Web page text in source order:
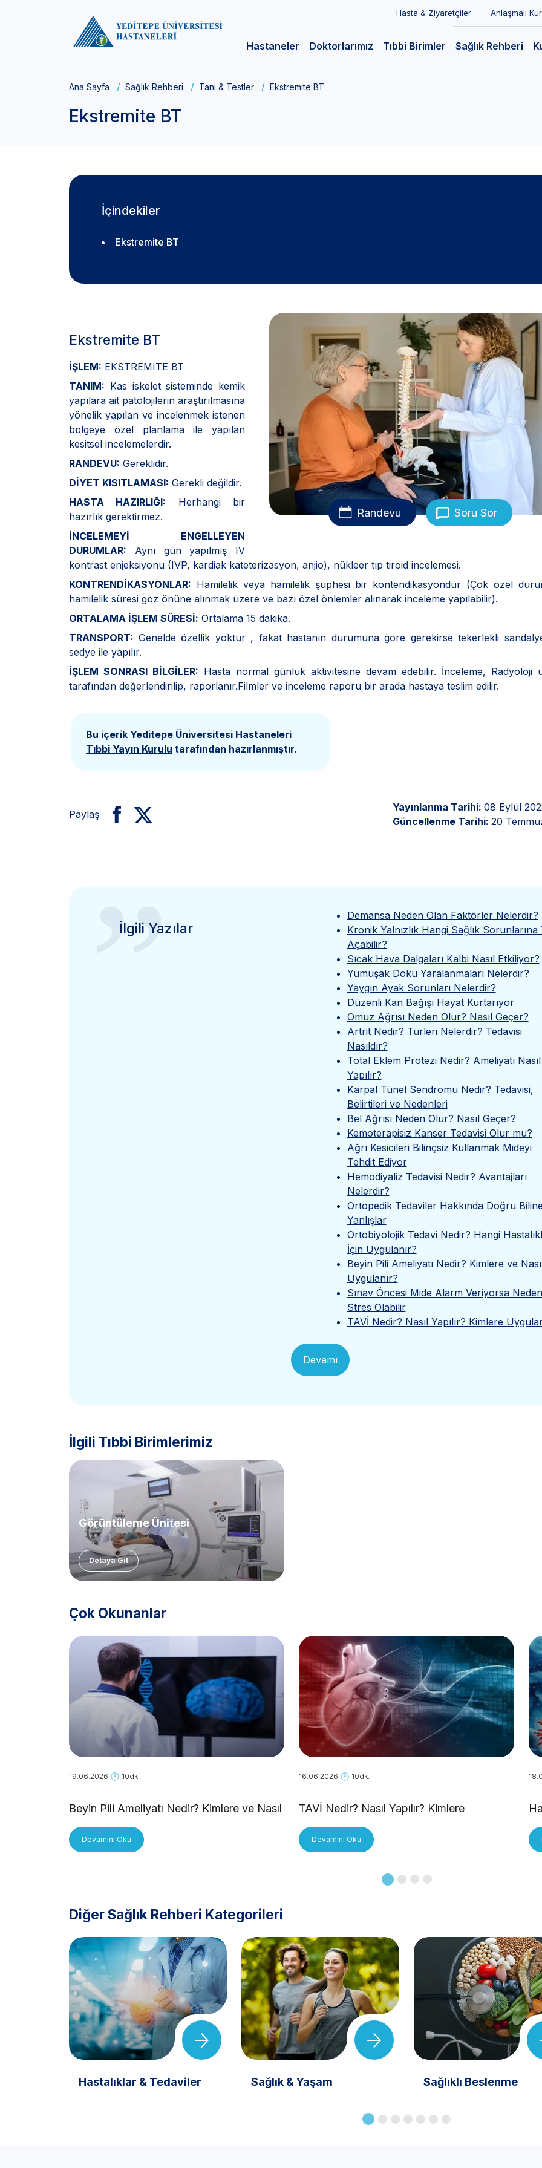
Hasta & Ziyaretçiler Anlaşmalı
Hastaneler Doktorlarımız Tıbbi Birimler Sağlık Rehberi
Ana Sayfa Sağlık Rehberi Tanı & Testler Ekstremite BT
Ekstremite BT
İçindekiler
Ekstremite BT
Randevu Soru Sor
Ekstremite BT
İŞLEM: EKSTREMITE BT
TANIM: Kas iskelet sisteminde kemik
yapılara ait patolojilerin araştırılmasına
yönelik yapılan ve incelenmek istenen
bölgeye özel planlama ile yapılan
kesitsel incelemelerdir.
RANDEVU: Gereklidir.
DİYET KISITLAMASI: Gerekli değildir.
HASTA HAZIRLIĞI: Herhangi bir
hazırlık gerektirmez.
İNCELEMEYİ ENGELLEYEN
DURUMLAR: Aynı gün yapılmış IV
kontrast enjeksiyonu (IVP, kardiak kateterizasyon, anjio), nükleer tıp tiroid incelemesi.
KONTRENDİKASYONLAR: Hamilelik veya hamilelik şüphesi bir kontendikasyondur (Çok özel
hamilelik süresi göz önüne alınmak üzere ve bazı özel önlemler alınarak inceleme yapılabilir).
ORTALAMA İŞLEM SÜRESİ: Ortalama 15 dakika.
TRANSPORT: Genelde özellik yoktur , fakat hastanın durumuna gore gerekirse tekerlekli
sedye ile yapılır.
İŞLEM SONRASI BİLGİLER: Hasta normal günlük aktivitesine devam edebilir. İnceleme, Radyoloji
tarafından değerlendirilip, raporlanır.Filmler ve inceleme raporu bir arada hastaya teslim edilir.
Bu içerik Yeditepe Üniversitesi Hastaneleri
Tıbbi Yayın Kurulu tarafından hazırlanmıştır.
Paylaş
Yayınlanma Tarihi: 08 Eylül
Güncellenme Tarihi: 20
”
İlgili Yazılar
Demansa Neden Olan Faktörler Nelerdir?
Kronik Yalnızlık Hangi Sağlık Sorunlarına
Açabilir?
Sıcak Hava Dalgaları Kalbi Nasıl Etkiliyor?
Yumuşak Doku Yaralanmaları Nelerdir?
Yaygın Ayak Sorunları Nelerdir?
Düzenli Kan Bağışı Hayat Kurtarıyor
Omuz Ağrısı Neden Olur? Nasıl Geçer?
Artrit Nedir? Türleri Nelerdir? Tedavisi
Nasıldır?
Total Eklem Protezi Nedir? Ameliyatı Nasıl
Yapılır?
Karpal Tünel Sendromu Nedir? Tedavisi,
Belirtileri ve Nedenleri
Bel Ağrısı Neden Olur? Nasıl Geçer?
Kemoterapisiz Kanser Tedavisi Olur mu?
Ağrı Kesicileri Bilinçsiz Kullanmak Mideyi
Tehdit Ediyor
Hemodiyaliz Tedavisi Nedir? Avantajları
Nelerdir?
Ortopedik Tedaviler Hakkında Doğru
Yanlışlar
Ortobiyolojik Tedavi Nedir? Hangi
İçin Uygulanır?
Beyin Pili Ameliyatı Nedir? Kimlere ve
Uygulanır?
Sınav Öncesi Mide Alarm Veriyorsa
Stres Olabilir
TAVİ Nedir? Nasıl Yapılır? Kimlere
Devamı
İlgili Tıbbi Birimlerimiz
Görüntüleme Ünitesi
Detaya Git
Çok Okunanlar
19.06.2026 10dk.
Beyin Pili Ameliyatı Nedir? Kimlere ve Nasıl
Devamını Oku
16.06.2026 10dk.
TAVİ Nedir? Nasıl Yapılır? Kimlere
Devamını Oku
Diğer Sağlık Rehberi Kategorileri
Hastalıklar & Tedaviler Sağlık & Yaşam Sağlıklı Beslenme